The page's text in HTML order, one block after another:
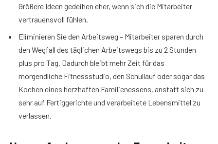
Größere Ideen gedeihen eher, wenn sich die Mitarbeiter
vertrauensvoll fühlen.
Eliminieren Sie den Arbeitsweg – Mitarbeiter sparen durch
den Wegfall des täglichen Arbeitswegs bis zu 2 Stunden
plus pro Tag. Dadurch bleibt mehr Zeit für das
morgendliche Fitnessstudio, den Schullauf oder sogar das
Kochen eines herzhaften Familienessens, anstatt sich zu
sehr auf Fertiggerichte und verarbeitete Lebensmittel zu
verlassen.